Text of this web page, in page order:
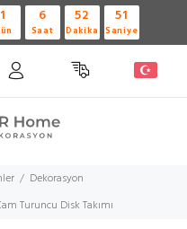
1 6
Saat
52
Dakika
51
Saniye
Dekorasyon
Turuncu Disk Takımı